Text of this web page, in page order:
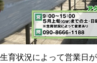
生育状況によって営業日